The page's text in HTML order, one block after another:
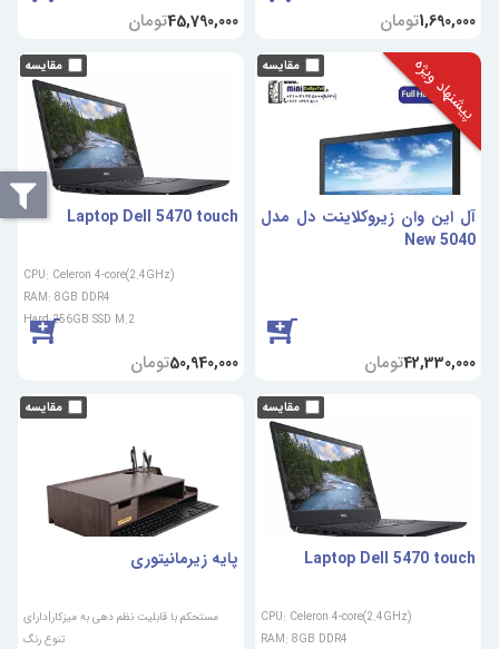
1,690,000تومان 45,790,000تومان
پیشنهاد ویژه
آل این وان زیروکلاینت دل مدل
5040 New
42,330,000تومان
Laptop Dell 5470 touch
CPU: Celeron 4-core(2.4GHz)
RAM: 8GB DDR4
Hard:256GB SSD M.2
50,940,000تومان
Laptop Dell 5470 touch
CPU: Celeron 4-core(2.4GHz)
RAM: 8GB DDR4
پایه زیرمانیتوری
مستحکم با قابلیت نظم دهی به میزکار|دارای
تنوع رنگ